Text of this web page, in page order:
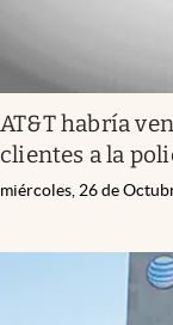
AT&T habría
clientes a la
miércoles, 26 de